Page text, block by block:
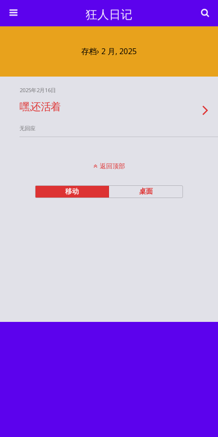
狂人日记
存档› 2 月, 2025
2025年2月16日
嘿,还活着
无回应
返回顶部
移动 桌面